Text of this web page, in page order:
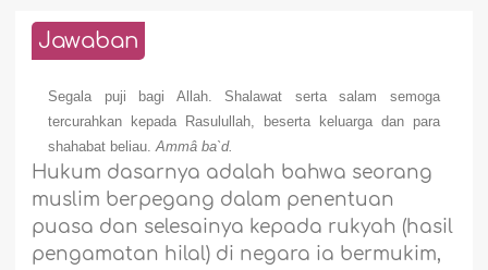
Jawaban
Segala puji bagi Allah. Shalawat serta salam semoga
tercurahkan kepada Rasulullah, beserta keluarga dan para
shahabat beliau.Ammâ ba`d.
Hukum dasarnya adalah bahwa seorang
muslim berpegang dalam penentuan
puasa dan selesainya kepada rukyah (hasil
pengamatan hilal) di negara ia bermukim,